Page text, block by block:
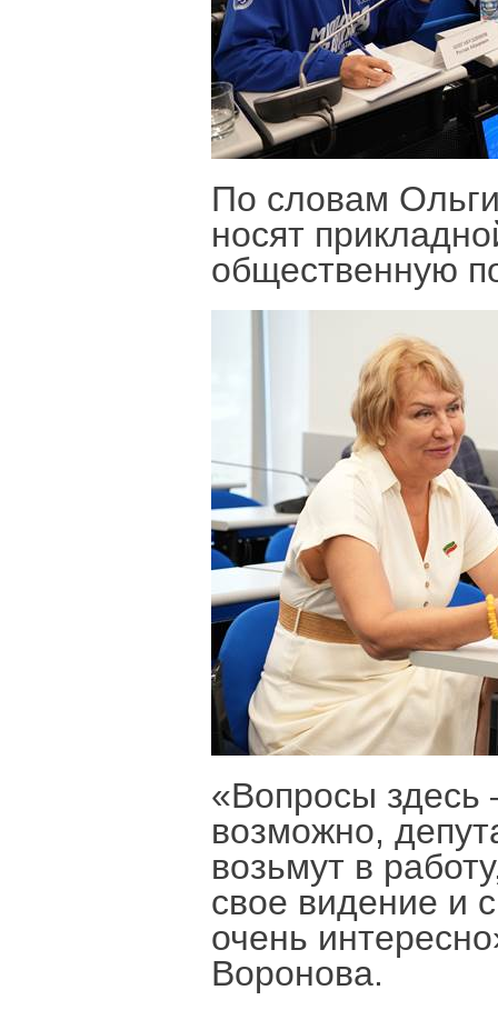
По словам
носят
общественную
«Вопросы
возможно,
возьмут в
свое видение и
очень
Воронова.